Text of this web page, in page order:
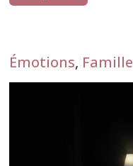
Émotions, Famille